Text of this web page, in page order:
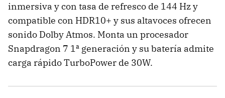
inmersiva y con tasa de refresco de 144 Hz y
compatible con HDR10+ y sus altavoces ofrecen
sonido Dolby Atmos. Monta un procesador
Snapdragon 7 1ª generación y su batería admite
carga rápido TurboPower de 30W.